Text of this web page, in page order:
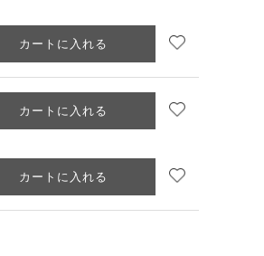
カートに入れる
カートに入れる
カートに入れる